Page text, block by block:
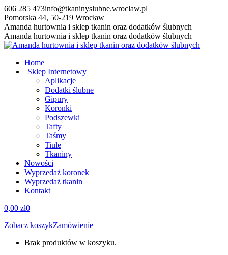
Przewiń
do
zawartości
606 285 473info@tkaninyslubne.wroclaw.pl
Pomorska 44, 50-219 Wrocław
Facebook
page
opens
new
window
Amanda hurtownia i sklep tkanin oraz dodatków ślubnych
Amanda hurtownia i sklep tkanin oraz dodatków ślubnych
Home
Sklep Internetowy
Aplikacje
Dodatki ślubne
Gipury
Koronki
Podszewki
Tafty
Taśmy
Tiule
Tkaniny
Nowości
Wyprzedaż koronek
Wyprzedaż tkanin
Kontakt
0,00 zł0
Zobacz koszykZamówienie
Brak produktów w koszyku.